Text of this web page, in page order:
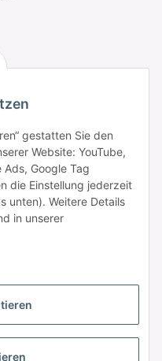
gestatten Sie den
Website: YouTube,
Ads, Google Tag
die Einstellung jederzeit
unten). Weitere Details
in unserer